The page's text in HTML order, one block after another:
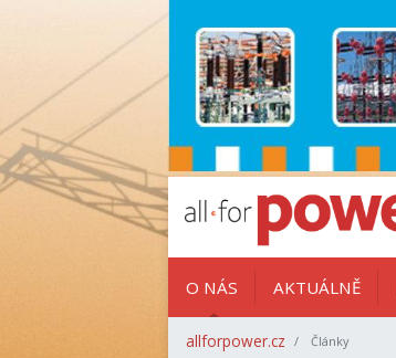
O NÁS AKTUÁLNĚ
allforpower.cz Články